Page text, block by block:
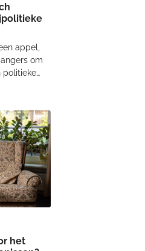
appel,
om
politieke
800
hoek die
het